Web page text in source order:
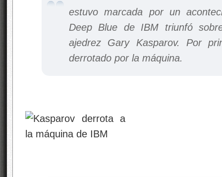
estuvo marcada por un
Deep Blue de IBM triunfó
ajedrez Gary Kasparov. Por
derrotado por la máquina.